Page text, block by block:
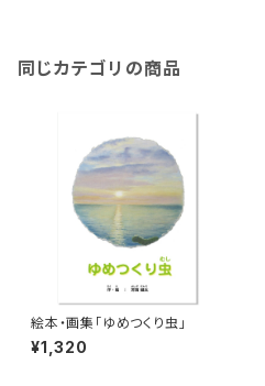
同じカテゴリの商品
絵本・画集「ゆめつくり虫」
¥1,320